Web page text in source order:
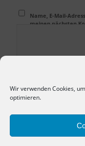
Wir verwenden Cookies,
optimieren.
Name, E-Mail-
meinen nächsten